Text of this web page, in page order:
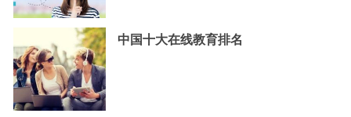
中国十大在线教育排名